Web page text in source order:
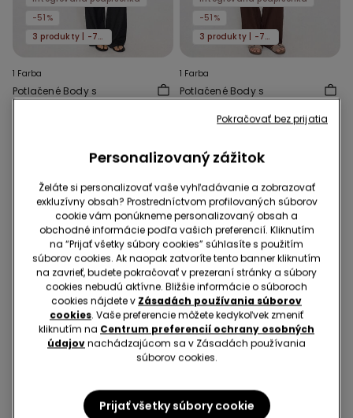
-51%
3 produkty | -70%
1 Farba
Potlačené Body s
-51%
3 produkty | -70%
1 Farba
Potlačené Body s
Ramienkami Natural Lifting
24,99 € 12,29 €-51%
-50%
3 Farba v zľave
Personalizovaný zážitok
Želáte si personalizovať vaše vyhľadávanie a zobrazovať
exkluzívny obsah? Prostredníctvom profilovaných súborov
cookie vám ponúkneme personalizovaný obsah a
obchodné informácie podľa vašich preferencií. Kliknutím
na “Prijať všetky súbory cookies” súhlasíte s použitím
súborov cookies. Ak naopak zatvoríte tento banner kliknutím
na zavrieť, budete pokračovať v prezeraní stránky a súbory
cookies nebudú aktívne. Bližšie informácie o súboroch
cookies nájdete v Zásadách používania súborov
cookies. Vaše preferencie môžete kedykoľvek zmeniť
kliknutím na Centrum preferencií ochrany osobných
údajovnachádzajúcom sa v Zásadách používania
súborov cookies.
Prijať všetky súbory cookie
Pokračovať bez prijatia